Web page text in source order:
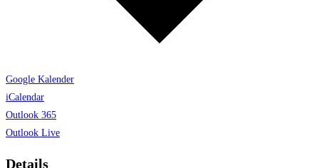
Google Kalender
iCalendar
Outlook 365
Outlook Live
Details